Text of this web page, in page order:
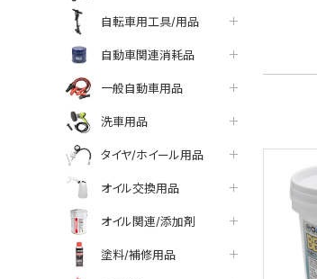
自転車用工具/用品
自動車関連消耗品
一般自動車用品
洗車用品
タイヤ/ホイール用品
オイル交換用品
オイル関連/添加剤
塗料/補修用品